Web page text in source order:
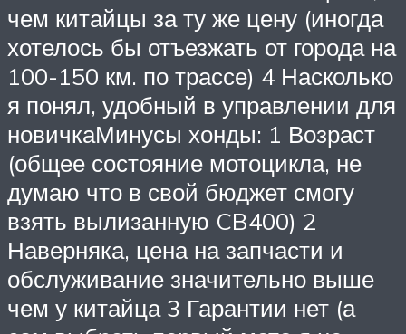
чем китайцы за ту же цену (иногда
хотелось бы отъезжать от города на
100-150 км. по трассе) 4 Насколько
я понял, удобный в управлении для
новичкаМинусы хонды: 1 Возраст
(общее состояние мотоцикла, не
думаю что в свой бюджет смогу
взять вылизанную CB400) 2
Наверняка, цена на запчасти и
обслуживание значительно выше
чем у китайца 3 Гарантии нет (а